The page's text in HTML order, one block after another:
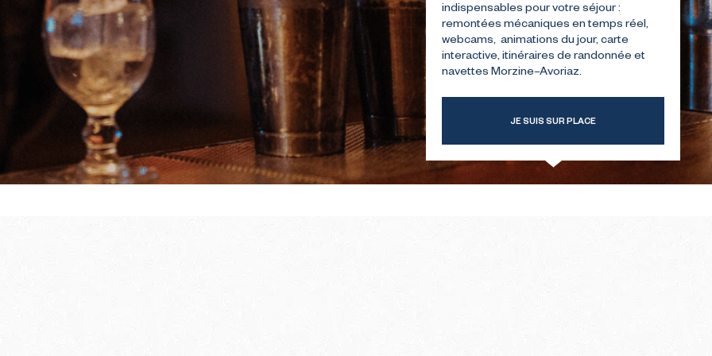
GIDS VOOR UW EERSTE
BEZOEK IN DE WINTER
GIDS VOOR UW EERSTE
BEZOEK IN DE ZOMER
te bereiden
indispensables pour votre séjour :
remontées mécaniques en temps réel,
webcams, animations du jour, carte
interactive, itinéraires de randonnée et
navettes Morzine–Avoriaz.
JE SUIS SUR PLACE